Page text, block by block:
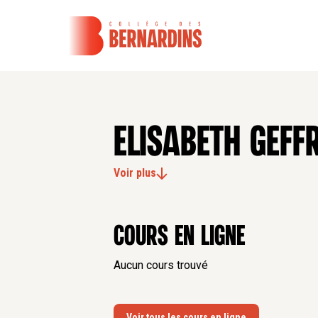
ELISABETH
Voir plus
Cours en ligne
Aucun cours trouvé